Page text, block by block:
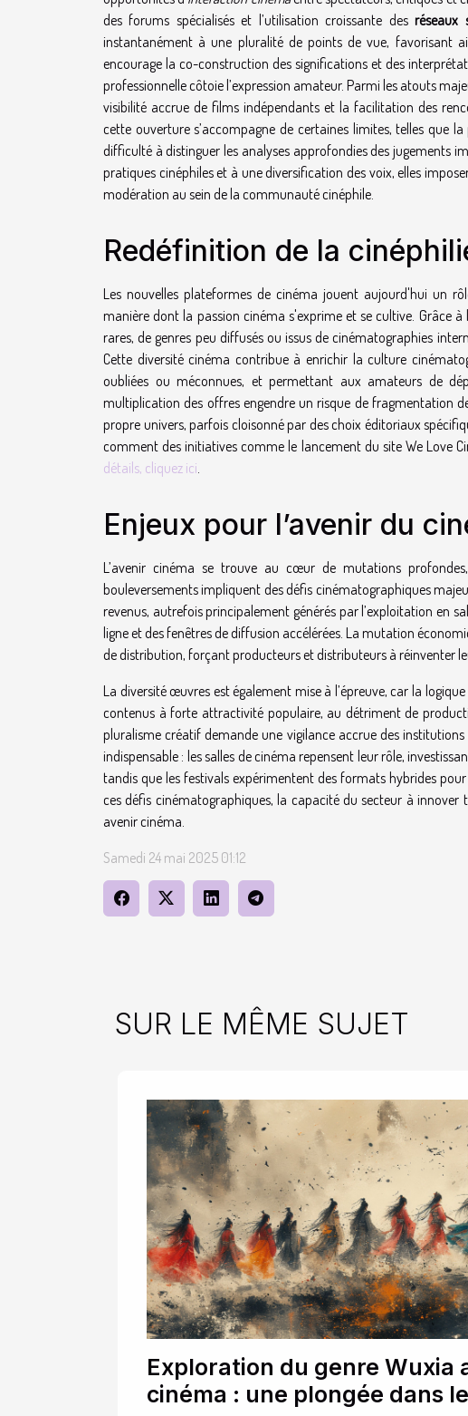
des forums spécialisés et l’utilisation croissante desréseaux
instantanément à une pluralité de points de vue, favorisant
encourage la co-construction des significations et des
professionnelle côtoie l’expression amateur. Parmi les atouts
visibilité accrue de films indépendants et la facilitation des
cette ouverture s’accompagne de certaines limites, telles que
difficulté à distinguer les analyses approfondies des jugements
pratiques cinéphiles et à une diversification des voix, elles
modération au sein de la communauté cinéphile.
Redéfinition de la
Les nouvelles plateformes de cinéma jouent aujourd'hui un
manière dont la passion cinéma s'exprime et se cultive. Grâce
rares, de genres peu diffusés ou issus de cinématographies
Cette diversité cinéma contribue à enrichir la culture
oubliées ou méconnues, et permettant aux amateurs de
multiplication des offres engendre un risque de fragmentation
propre univers, parfois cloisonné par des choix éditoriaux
comment des initiatives comme le lancement du site We Love
détails, cliquez ici
Enjeux pour l’avenir du
L’avenir cinéma se trouve au cœur de mutations
bouleversements impliquent des défis cinématographiques
revenus, autrefois principalement générés par l’exploitation en
ligne et des fenêtres de diffusion accélérées. La mutation
de distribution, forçant producteurs et distributeurs à réinventer
La diversité œuvres est également mise à l’épreuve, car la
contenus à forte attractivité populaire, au détriment de
pluralisme créatif demande une vigilance accrue des
indispensable : les salles de cinéma repensent leur rôle,
tandis que les festivals expérimentent des formats hybrides
ces défis cinématographiques, la capacité du secteur à
avenir cinéma.
Samedi 24 mai 2025 01:12
SUR LE MÊME SUJET
Exploration du genre Wuxia
cinéma : une plongée dans